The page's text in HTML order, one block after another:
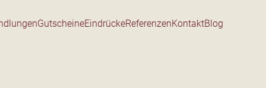
GutscheineEindrückeReferenzenKontaktBlog